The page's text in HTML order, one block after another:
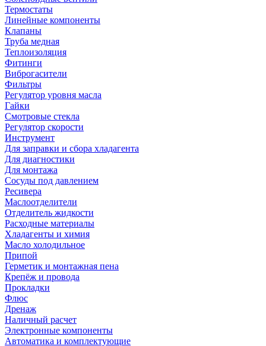
Термостаты
Линейные компоненты
Клапаны
Труба медная
Теплоизоляция
Фитинги
Виброгасители
Фильтры
Регулятор уровня масла
Гайки
Смотровые стекла
Регулятор скорости
Инструмент
Для заправки и сбора хладагента
Для диагностики
Для монтажа
Сосуды под давлением
Ресивера
Маслоотделители
Отделитель жидкости
Расходные материалы
Хладагенты и химия
Масло холодильное
Припой
Герметик и монтажная пена
Крепёж и провода
Прокладки
Флюс
Дренаж
Наличный расчет
Электронные компоненты
Автоматика и комплектующие